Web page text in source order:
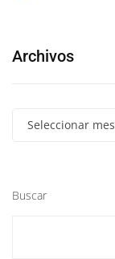
Archivos
Seleccionar mes
Buscar